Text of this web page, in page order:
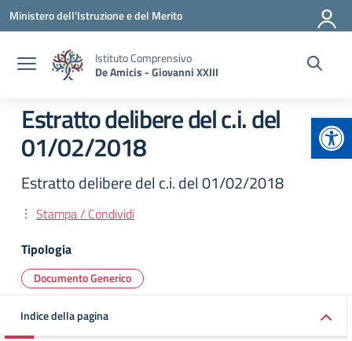
Vai ai contenuti
Vai al menu di navigazione
Vai al footer
Ministero dell'Istruzione e del Merito
Istituto Comprensivo
De Amicis - Giovanni XXIII
Estratto delibere del c.i. del
01/02/2018
Estratto delibere del c.i. del 01/02/2018
Stampa / Condividi
Tipologia
Documento Generico
Indice della pagina